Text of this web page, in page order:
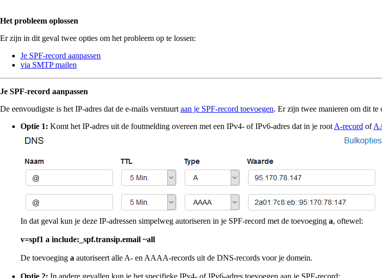
Het probleem oplossen
Er zijn in dit geval twee opties om het probleem op te lossen:
Je SPF-record aanpassen
via SMTP mailen
Je SPF-record aanpassen
De eenvoudigste is het IP-adres dat de e-mails verstuurt aan je SPF-record toevoegen. Er zijn twee manieren om dit te
Optie 1: Komt het IP-adres uit de foutmelding overeen met een IPv4- of IPv6-adres dat in je root A-record of
In dat geval kun je deze IP-adressen simpelweg autoriseren in je SPF-record met de toevoeging a, oftewel:
v=spf1 a include:_spf.transip.email ~all
De toevoeging a autoriseert alle A- en AAAA-records uit de DNS-records voor je domein.
Optie 2: In andere gevallen kun je het specifieke IPv4- of IPv6-adres toevoegen aan je SPF-record: